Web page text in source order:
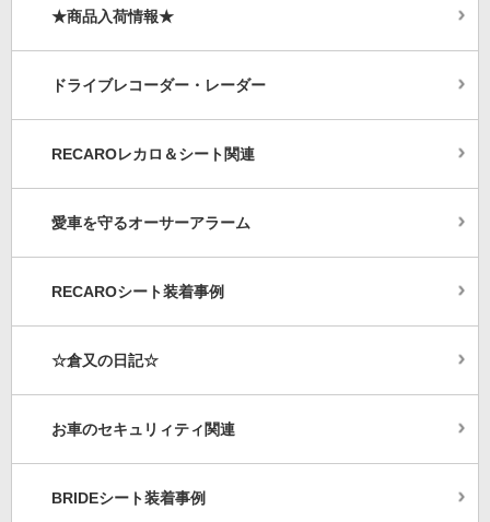
★商品入荷情報★
ドライブレコーダー・レーダー
RECAROレカロ＆シート関連
愛車を守るオーサーアラーム
RECAROシート装着事例
☆倉又の日記☆
お車のセキュリィティ関連
BRIDEシート装着事例